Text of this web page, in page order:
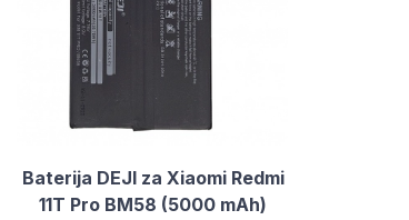
Baterija DEJI za Xiaomi Redmi
11T Pro BM58 (5000 mAh)